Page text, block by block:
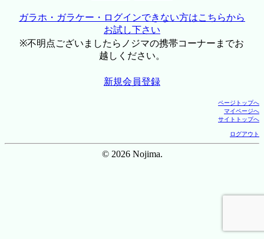
ガラホ・ガラケー・ログインできない方はこちらから
お試し下さい
※不明点ございましたらノジマの携帯コーナーまでお
越しください。
新規会員登録
ページトップへ
マイページへ
サイトトップへ
ログアウト
© 2026 Nojima.